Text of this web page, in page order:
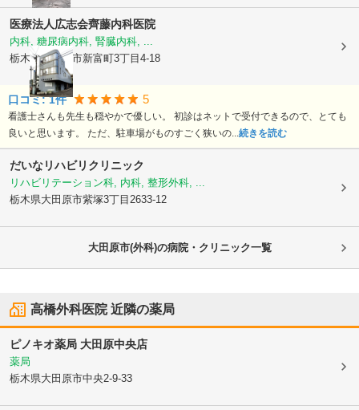
医療法人広志会齊藤内科医院
内科, 糖尿病内科, 腎臓内科, ...
栃木県大田原市新富町3丁目4-18
口コミ:1件 5
看護士さんも先生も穏やかで優しい。 初診はネットで受付できるので、とても
良いと思います。 ただ、駐車場がものすごく狭いの... 続きを読む
だいなリハビリクリニック
リハビリテーション科, 内科, 整形外科, ...
栃木県大田原市紫塚3丁目2633-12
大田原市(外科)の病院・クリニック一覧
高橋外科医院近隣の薬局
ピノキオ薬局 大田原中央店
薬局
栃木県大田原市中央2-9-33